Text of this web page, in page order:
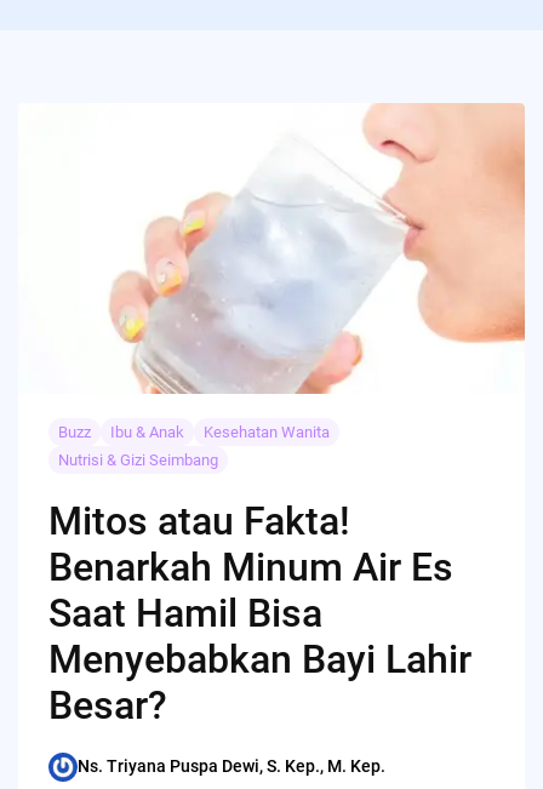
Buzz Ibu & Anak
Kesehatan Wanita
Nutrisi & Gizi Seimbang
Mitos atau Fakta!
Benarkah Minum Air Es
Saat Hamil Bisa
Menyebabkan Bayi Lahir
Besar?
Posted
Ns. Triyana Puspa Dewi, S. Kep., M. Kep.